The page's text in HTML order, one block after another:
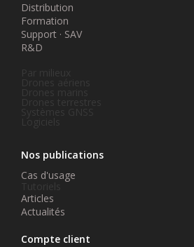
Distribution
Formation
Support · SAV
R&D
Drones aériens
Drones marins
Drones terrestres
Systèmes GNSS
Logiciels
Nos publications
Cas d'usage
Tutoriels
Articles
Actualités
Compte client